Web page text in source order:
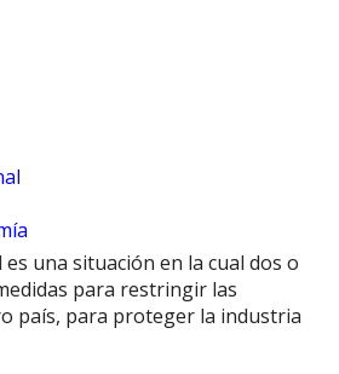
una situación en la cual dos o
para restringir las
país, para proteger la industria